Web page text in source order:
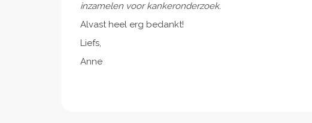
inzamelen voor kankeronderzoek.
Alvast heel erg bedankt!
Liefs,
Anne